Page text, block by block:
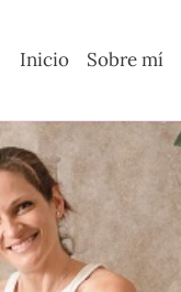
Inicio Sobre mí